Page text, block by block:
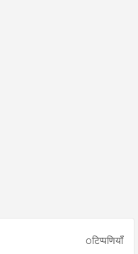
0टिप्पणियाँ